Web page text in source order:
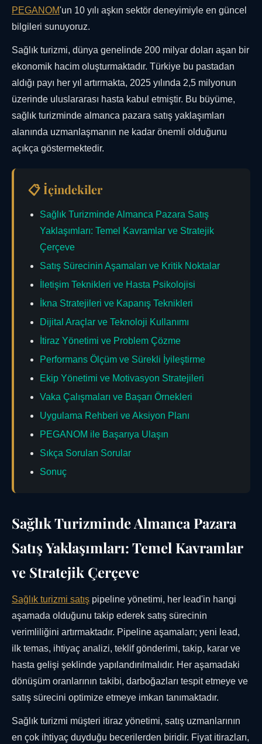
PEGANOM'un 10 yılı aşkın sektör deneyimiyle en güncel
bilgileri sunuyoruz.
Sağlık turizmi, dünya genelinde 200 milyar doları aşan bir
ekonomik hacim oluşturmaktadır. Türkiye bu pastadan
aldığı payı her yıl artırmakta, 2025 yılında 2,5 milyonun
üzerinde uluslararası hasta kabul etmiştir. Bu büyüme,
sağlık turizminde almanca pazara satış yaklaşımları
alanında uzmanlaşmanın ne kadar önemli olduğunu
açıkça göstermektedir.
📋 İçindekiler
Sağlık Turizminde Almanca Pazara Satış
Yaklaşımları: Temel Kavramlar ve Stratejik
Çerçeve
Satış Sürecinin Aşamaları ve Kritik Noktalar
İletişim Teknikleri ve Hasta Psikolojisi
İkna Stratejileri ve Kapanış Teknikleri
Dijital Araçlar ve Teknoloji Kullanımı
İtiraz Yönetimi ve Problem Çözme
Performans Ölçüm ve Sürekli İyileştirme
Ekip Yönetimi ve Motivasyon Stratejileri
Vaka Çalışmaları ve Başarı Örnekleri
Uygulama Rehberi ve Aksiyon Planı
PEGANOM ile Başarıya Ulaşın
Sıkça Sorulan Sorular
Sonuç
Sağlık Turizminde Almanca Pazara
Satış Yaklaşımları: Temel Kavramlar
ve Stratejik Çerçeve
Sağlık turizmi satış pipeline yönetimi, her lead'in hangi
aşamada olduğunu takip ederek satış sürecinin
verimliliğini artırmaktadır. Pipeline aşamaları; yeni lead,
ilk temas, ihtiyaç analizi, teklif gönderimi, takip, karar ve
hasta gelişi şeklinde yapılandırılmalıdır. Her aşamadaki
dönüşüm oranlarının takibi, darboğazları tespit etmeye ve
satış sürecini optimize etmeye imkan tanımaktadır.
Sağlık turizmi müşteri itiraz yönetimi, satış uzmanlarının
en çok ihtiyaç duyduğu becerilerden biridir. Fiyat itirazları,